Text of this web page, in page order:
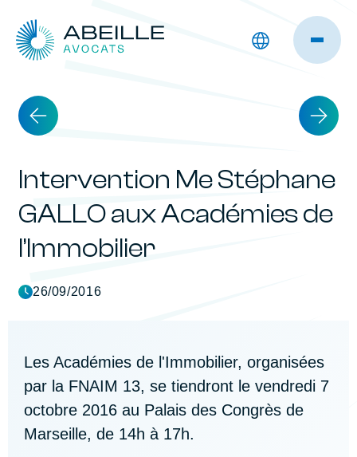
Intervention Me Stéphane
GALLO aux Académies de
l’Immobilier
26/09/2016
Les Académies de l'Immobilier, organisées
par la FNAIM 13, se tiendront le vendredi 7
octobre 2016 au Palais des Congrès de
Marseille, de 14h à 17h.